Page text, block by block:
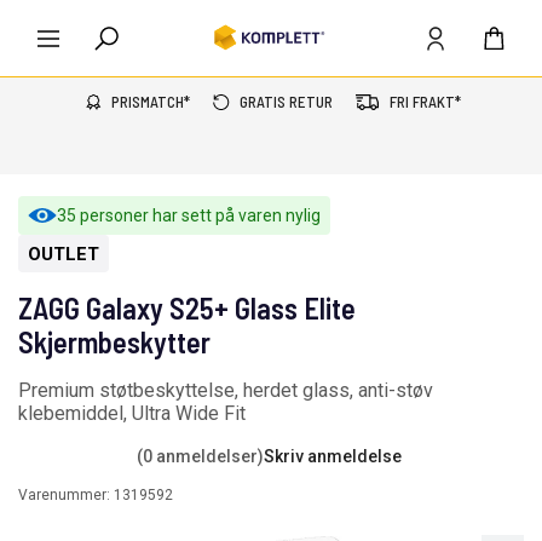
PRISMATCH* GRATIS RETUR FRI FRAKT*
35 personer har sett på varen nylig
OUTLET
ZAGG Galaxy S25+ Glass Elite
Skjermbeskytter
Premium støtbeskyttelse, herdet glass, anti-støv
klebemiddel, Ultra Wide Fit
(0 anmeldelser)Skriv anmeldelse
Varenummer: 1319592